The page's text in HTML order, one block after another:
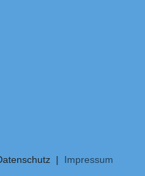
| Impressum